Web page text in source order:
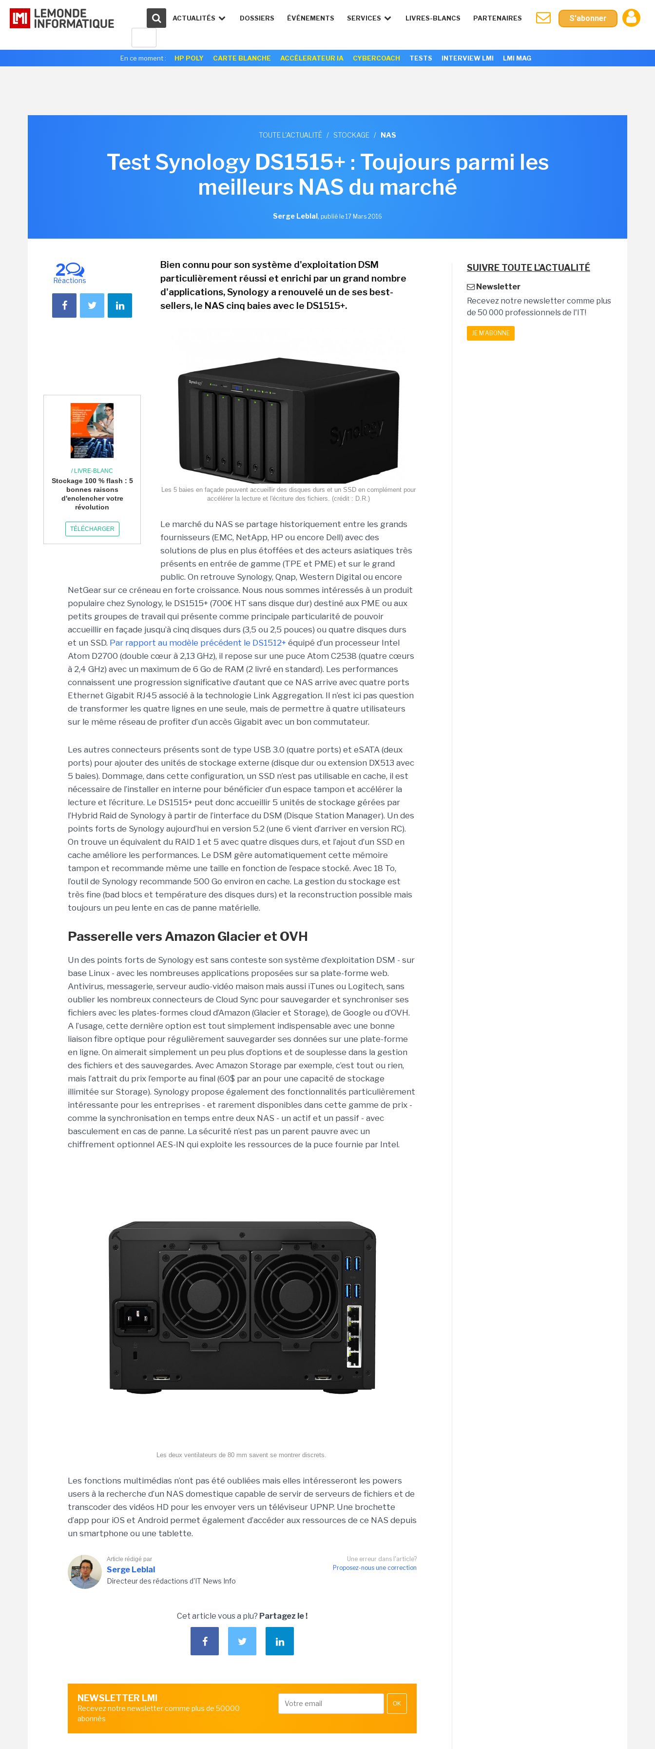
ACTUALITÉS DOSSIERS ÉVÉNEMENTS SERVICES LIVRES-BLANCS PARTENAIRES S'abonner
En ce moment : HP POLY CARTE BLANCHE ACCÉLERATEUR IA CYBERCOACH TESTS INTERVIEW LMI LMI MAG
TOUTE L'ACTUALITÉ / STOCKAGE / NAS
Test Synology DS1515+ : Toujours parmi les
meilleurs NAS du marché
Serge Leblal, publié le 17 Mars 2016
2
Réactions
/ LIVRE-BLANC
Stockage 100 % flash : 5
bonnes raisons
d'enclencher votre
révolution
TÉLÉCHARGER
Bien connu pour son système d'exploitation DSM
particulièrement réussi et enrichi par un grand nombre
d'applications, Synology a renouvelé un de ses best-
sellers, le NAS cinq baies avec le DS1515+.
Les 5 baies en façade peuvent accueillir des disques durs et un SSD en complément pour
accélérer la lecture et l'écriture des fichiers. (crédit : D.R.)
Le marché du NAS se partage historiquement entre les grands
fournisseurs (EMC, NetApp, HP ou encore Dell) avec des
solutions de plus en plus étoffées et des acteurs asiatiques très
présents en entrée de gamme (TPE et PME) et sur le grand
public. On retrouve Synology, Qnap, Western Digital ou encore
NetGear sur ce créneau en forte croissance. Nous nous sommes intéressés à un produit
populaire chez Synology, le DS1515+ (700€ HT sans disque dur) destiné aux PME ou aux
petits groupes de travail qui présente comme principale particularité de pouvoir
accueillir en façade jusqu’à cinq disques durs (3,5 ou 2,5 pouces) ou quatre disques durs
et un SSD. Par rapport au modèle précédent le DS1512+ équipé d’un processeur Intel
Atom D2700 (double cœur à 2,13 GHz), il repose sur une puce Atom C2538 (quatre cœurs
à 2,4 GHz) avec un maximum de 6 Go de RAM (2 livré en standard). Les performances
connaissent une progression significative d’autant que ce NAS arrive avec quatre ports
Ethernet Gigabit RJ45 associé à la technologie Link Aggregation. Il n’est ici pas question
de transformer les quatre lignes en une seule, mais de permettre à quatre utilisateurs
sur le même réseau de profiter d’un accès Gigabit avec un bon commutateur.
Les autres connecteurs présents sont de type USB 3.0 (quatre ports) et eSATA (deux
ports) pour ajouter des unités de stockage externe (disque dur ou extension DX513 avec
5 baies). Dommage, dans cette configuration, un SSD n’est pas utilisable en cache, il est
nécessaire de l’installer en interne pour bénéficier d’un espace tampon et accélérer la
lecture et l’écriture. Le DS1515+ peut donc accueillir 5 unités de stockage gérées par
l’Hybrid Raid de Synology à partir de l’interface du DSM (Disque Station Manager). Un des
points forts de Synology aujourd’hui en version 5.2 (une 6 vient d’arriver en version RC).
On trouve un équivalent du RAID 1 et 5 avec quatre disques durs, et l’ajout d’un SSD en
cache améliore les performances. Le DSM gère automatiquement cette mémoire
tampon et recommande même une taille en fonction de l’espace stocké. Avec 18 To,
l’outil de Synology recommande 500 Go environ en cache. La gestion du stockage est
très fine (bad blocs et température des disques durs) et la reconstruction possible mais
toujours un peu lente en cas de panne matérielle.
Passerelle vers Amazon Glacier et OVH
Un des points forts de Synology est sans conteste son système d’exploitation DSM - sur
base Linux - avec les nombreuses applications proposées sur sa plate-forme web.
Antivirus, messagerie, serveur audio-vidéo maison mais aussi iTunes ou Logitech, sans
oublier les nombreux connecteurs de Cloud Sync pour sauvegarder et synchroniser ses
fichiers avec les plates-formes cloud d’Amazon (Glacier et Storage), de Google ou d’OVH.
A l’usage, cette dernière option est tout simplement indispensable avec une bonne
liaison fibre optique pour régulièrement sauvegarder ses données sur une plate-forme
en ligne. On aimerait simplement un peu plus d’options et de souplesse dans la gestion
des fichiers et des sauvegardes. Avec Amazon Storage par exemple, c’est tout ou rien,
mais l’attrait du prix l’emporte au final (60$ par an pour une capacité de stockage
illimitée sur Storage). Synology propose également des fonctionnalités particulièrement
intéressante pour les entreprises - et rarement disponibles dans cette gamme de prix -
comme la synchronisation en temps entre deux NAS - un actif et un passif - avec
basculement en cas de panne. La sécurité n’est pas un parent pauvre avec un
chiffrement optionnel AES-IN qui exploite les ressources de la puce fournie par Intel.
Les deux ventilateurs de 80 mm savent se montrer discrets.
Les fonctions multimédias n’ont pas été oubliées mais elles intéresseront les powers
users à la recherche d’un NAS domestique capable de servir de serveurs de fichiers et de
transcoder des vidéos HD pour les envoyer vers un téléviseur UPNP. Une brochette
d’app pour iOS et Android permet également d’accéder aux ressources de ce NAS depuis
un smartphone ou une tablette.
Une erreur dans l'article?
Proposez-nous une correction
Article rédigé par
Serge Leblal
Directeur des rédactions d'IT News Info
Cet article vous a plu? Partagez le !
NEWSLETTER LMI
Recevez notre newsletter comme plus de 50000
abonnés
OK
SUIVRE TOUTE L'ACTUALITÉ
Newsletter
Recevez notre newsletter comme plus
de 50 000 professionnels de l'IT!
JE M'ABONNE